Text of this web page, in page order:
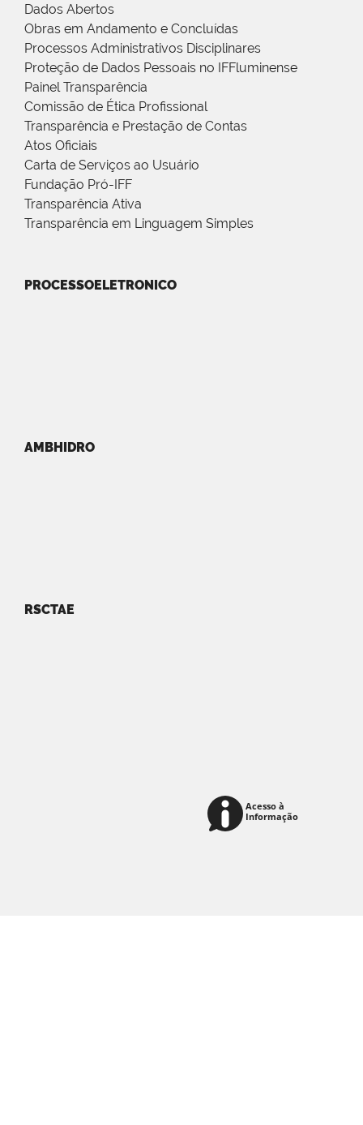
Dados Abertos
Obras em Andamento e Concluídas
Processos Administrativos Disciplinares
Proteção de Dados Pessoais no IFFluminense
Painel Transparência
Comissão de Ética Profissional
Transparência e Prestação de Contas
Atos Oficiais
Carta de Serviços ao Usuário
Fundação Pró-IFF
Transparência Ativa
Transparência em Linguagem Simples
PROCESSOELETRONICO
AMBHIDRO
RSCTAE